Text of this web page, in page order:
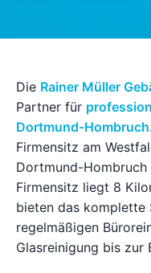
FAQ
Ratgeber
Kontakt
Die Rainer Müller
Partner für
Dortmund-Hombruch
Firmensitz am
Dortmund-Hombruch
Firmensitz liegt 8
bieten das komplette
regelmäßigen
Glasreinigung bis zur